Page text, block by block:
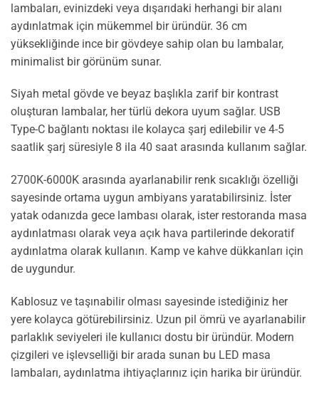
lambaları, evinizdeki veya dışarıdaki herhangi bir alanı
aydınlatmak için mükemmel bir üründür. 36 cm
yüksekliğinde ince bir gövdeye sahip olan bu lambalar,
minimalist bir görünüm sunar.
Siyah metal gövde ve beyaz başlıkla zarif bir kontrast
oluşturan lambalar, her türlü dekora uyum sağlar. USB
Type-C bağlantı noktası ile kolayca şarj edilebilir ve 4-5
saatlik şarj süresiyle 8 ila 40 saat arasında kullanım sağlar.
2700K-6000K arasında ayarlanabilir renk sıcaklığı özelliği
sayesinde ortama uygun ambiyans yaratabilirsiniz. İster
yatak odanızda gece lambası olarak, ister restoranda masa
aydınlatması olarak veya açık hava partilerinde dekoratif
aydınlatma olarak kullanın. Kamp ve kahve dükkanları için
de uygundur.
Kablosuz ve taşınabilir olması sayesinde istediğiniz her
yere kolayca götürebilirsiniz. Uzun pil ömrü ve ayarlanabilir
parlaklık seviyeleri ile kullanıcı dostu bir üründür. Modern
çizgileri ve işlevselliği bir arada sunan bu LED masa
lambaları, aydınlatma ihtiyaçlarınız için harika bir üründür.